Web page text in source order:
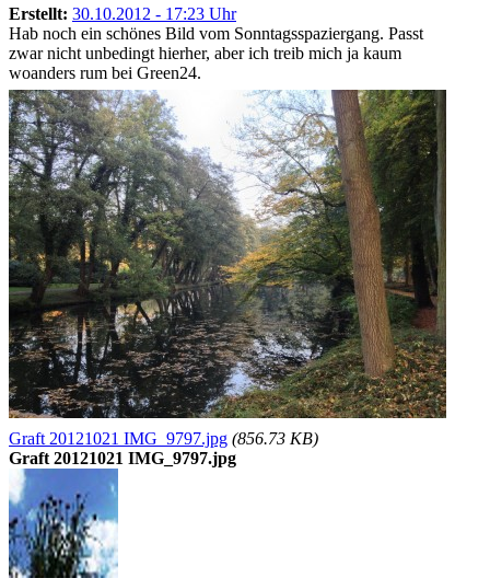
Erstellt: 30.10.2012 - 17:23 Uhr
Hab noch ein schönes Bild vom Sonntagsspaziergang. Passt
zwar nicht unbedingt hierher, aber ich treib mich ja kaum
woanders rum bei Green24.
Graft 20121021 IMG_9797.jpg (856.73 KB)
Graft 20121021 IMG_9797.jpg